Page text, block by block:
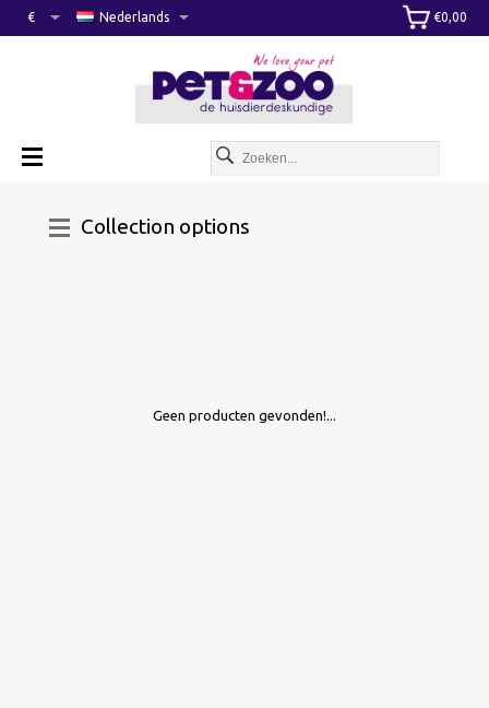
€0,00
Nederlands
€
Collection options
Geen producten gevonden!...